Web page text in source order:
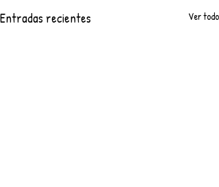
Entradas recientes Ver todo